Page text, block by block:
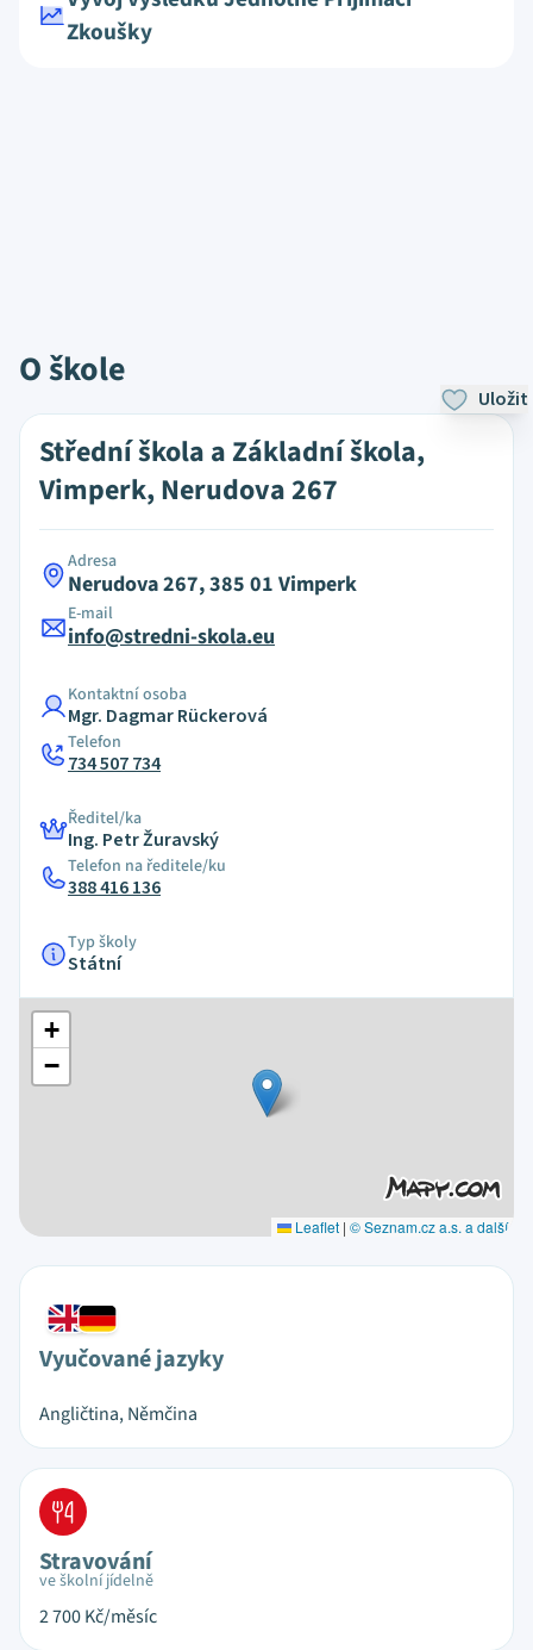
Zkoušky
O škole
Uložit
Střední škola a Základní škola,
Vimperk, Nerudova 267
Adresa
Nerudova 267, 385 01 Vimperk
E-mail
info@stredni-skola.eu
Kontaktní osoba
Mgr. Dagmar Rückerová
Telefon
734 507 734
Ředitel/ka
Ing. Petr Žuravský
Telefon na ředitele/ku
388 416 136
Typ školy
Státní
+
−
Leaflet | © Seznam.cz a.s. a další
Vyučované jazyky
Angličtina, Němčina
Stravování
ve školní jídelně
2 700Kč/měsíc